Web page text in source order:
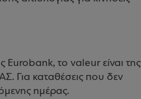
Eurobank, το valeur είναι της
Για καταθέσεις που δεν
ημέρας.